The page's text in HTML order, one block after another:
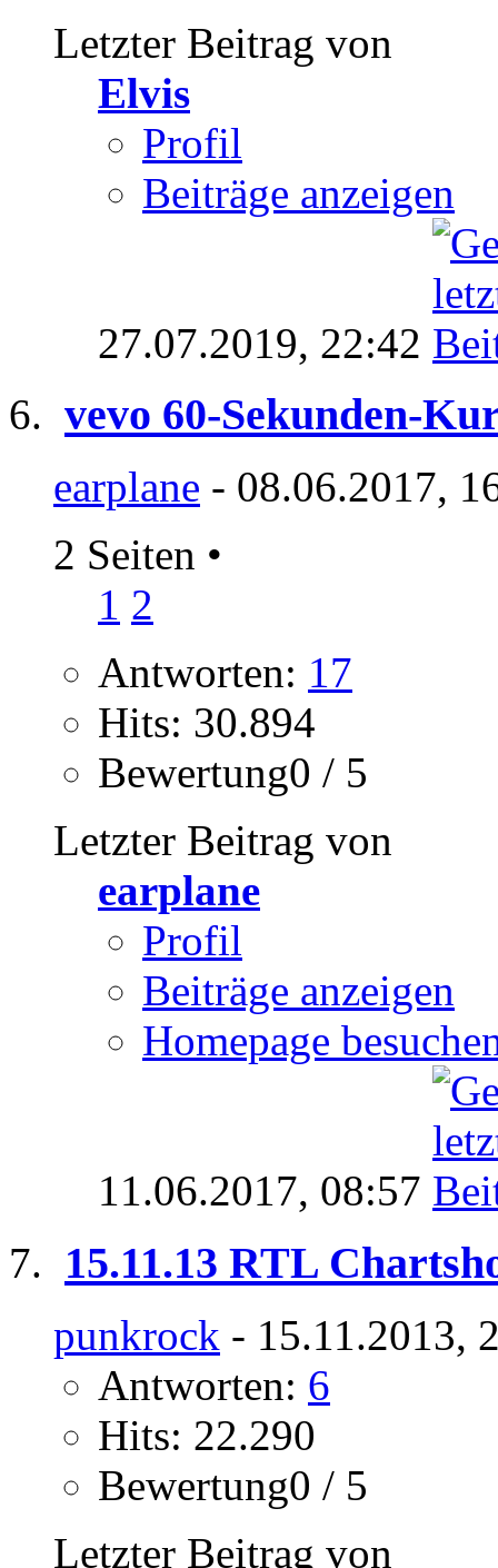
Letzter Beitrag von
Elvis
Profil
Beiträge anzeigen
27.07.2019, 22:42
vevo 60-Sekunden-
earplane - 08.06.2017,
2 Seiten •
1 2
Antworten: 17
Hits: 30.894
Bewertung0 / 5
Letzter Beitrag von
earplane
Profil
Beiträge anzeigen
Homepage
11.06.2017, 08:57
15.11.13 RTL
punkrock - 15.11.2013,
Antworten: 6
Hits: 22.290
Bewertung0 / 5
Letzter Beitrag von